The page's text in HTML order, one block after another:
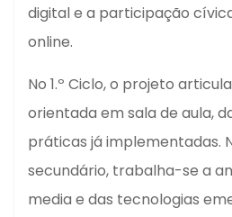
digital e a participação
online.
No 1.º Ciclo, o projeto
orientada em sala de aula,
práticas já implementadas.
secundário, trabalha-se a
media e das tecnologias